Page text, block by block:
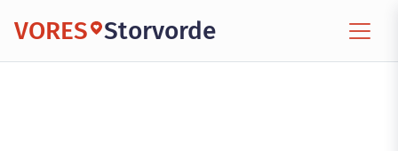
VORES Storvorde